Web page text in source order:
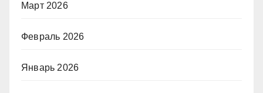
Март 2026
Февраль 2026
Январь 2026